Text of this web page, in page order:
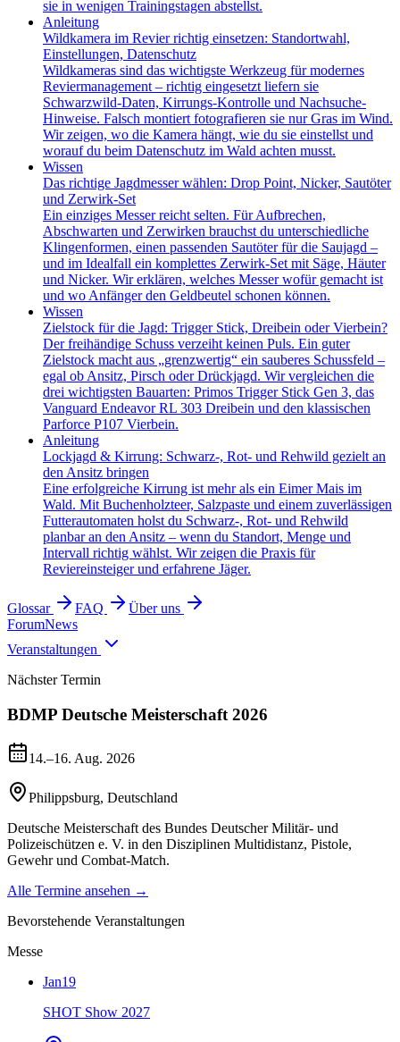
sie in wenigen Trainingstagen abstellst.
Anleitung
Wildkamera im Revier richtig einsetzen: Standortwahl,
Einstellungen, Datenschutz
Wildkameras sind das wichtigste Werkzeug für modernes
Reviermanagement – richtig eingesetzt liefern sie
Schwarzwild-Daten, Kirrungs-Kontrolle und Nachsuche-
Hinweise. Falsch montiert fotografieren sie nur Gras im Wind.
Wir zeigen, wo die Kamera hängt, wie du sie einstellst und
worauf du beim Datenschutz im Wald achten musst.
Wissen
Das richtige Jagdmesser wählen: Drop Point, Nicker, Sautöter
und Zerwirk-Set
Ein einziges Messer reicht selten. Für Aufbrechen,
Abschwarten und Zerwirken brauchst du unterschiedliche
Klingenformen, einen passenden Sautöter für die Saujagd –
und im Idealfall ein komplettes Zerwirk-Set mit Säge, Häuter
und Nicker. Wir erklären, welches Messer wofür gemacht ist
und wo Anfänger den Geldbeutel schonen können.
Wissen
Zielstock für die Jagd: Trigger Stick, Dreibein oder Vierbein?
Der freihändige Schuss verzeiht keinen Puls. Ein guter
Zielstock macht aus „grenzwertig“ ein sauberes Schussfeld –
egal ob Ansitz, Pirsch oder Drückjagd. Wir vergleichen die
drei wichtigsten Bauarten: Primos Trigger Stick Gen 3, das
Vanguard Endeavor RL 303 Dreibein und den klassischen
Parforce P107 Vierbein.
Anleitung
Lockjagd & Kirrung: Schwarz-, Rot- und Rehwild gezielt an
den Ansitz bringen
Eine erfolgreiche Kirrung ist mehr als ein Eimer Mais im
Wald. Mit Buchenholzteer, Salzpaste und einem zuverlässigen
Futterautomaten holst du Schwarz-, Rot- und Rehwild
planbar an den Ansitz – wenn du Standort, Menge und
Intervall richtig wählst. Wir zeigen die Praxis für
Reviereinsteiger und erfahrene Jäger.
Glossar FAQ
Über uns
ForumNews
Veranstaltungen
Nächster Termin
BDMP Deutsche Meisterschaft 2026
14.–16. Aug. 2026
Philippsburg, Deutschland
Deutsche Meisterschaft des Bundes Deutscher Militär- und
Polizeischützen e. V. in den Disziplinen Multidistanz, Pistole,
Gewehr und Combat-Match.
Alle Termine ansehen →
Bevorstehende Veranstaltungen
Messe
Jan19
SHOT Show 2027